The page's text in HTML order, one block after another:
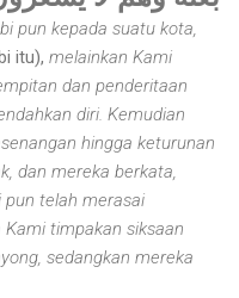
pun kepada suatu kota,
itu), melainkan Kami
dan penderitaan
diri. Kemudian
hingga keturunan
dan mereka berkata,
pun telah merasai
Kami timpakan siksaan
sedangkan mereka